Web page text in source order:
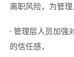
离职风险，为管理
· 管理层人员加强
的信任感，